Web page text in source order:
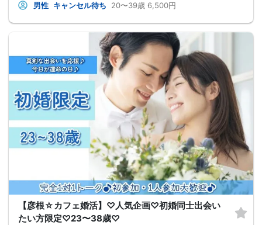
男性 キャンセル待ち 20〜39歳 6,500円
【彦根☆カフェ婚活】♡人気企画♡初婚同士出会い
たい方限定♡23〜38歳♡